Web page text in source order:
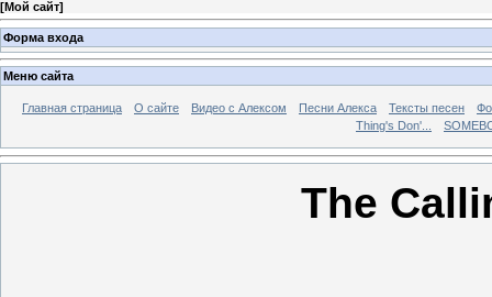
[Мой сайт]
Форма входа
Меню сайта
Главная страница О сайте Видео с Алексом Песни Алекса Тексты песен
Thing's Don'...
The